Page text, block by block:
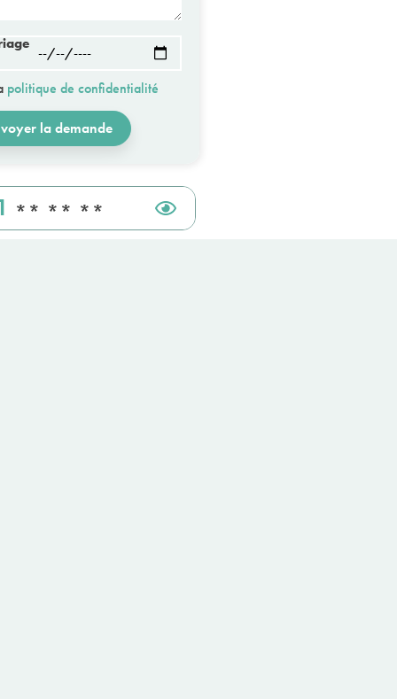
politique de confidentialité
la demande
** ** **